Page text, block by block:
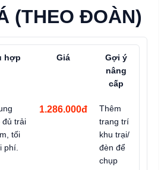
(THEO ĐOÀN)
hợp Giá
Gợi ý
nâng
cấp
đủ trải
tối
phí.
1.286.000đ
Thêm
trang trí
khu trại/
đèn để
chụp